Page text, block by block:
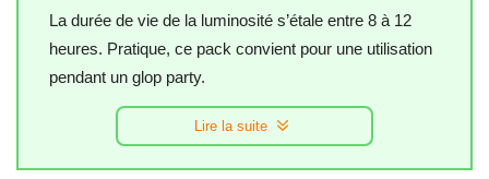
La durée de vie de la luminosité s’étale entre 8 à 12
heures. Pratique, ce pack convient pour une utilisation
pendant un glop party.
Lire la suite